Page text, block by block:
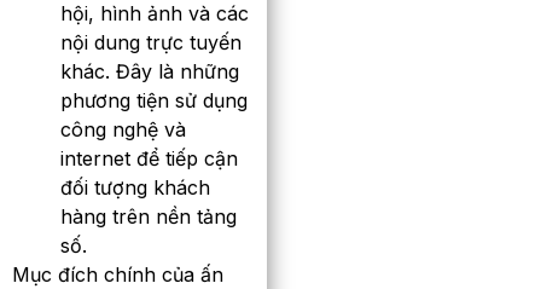
hội, hình ảnh và các
nội dung trực tuyến
khác. Đây là những
phương tiện sử dụng
công nghệ và
internet để tiếp cận
đối tượng khách
hàng trên nền tảng
số.
Mục đích chính của ấn